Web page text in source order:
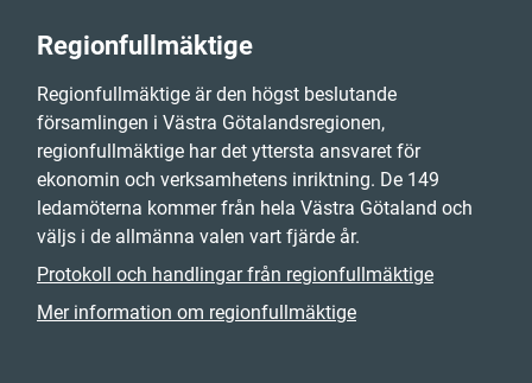
Regionfullmäktige
Regionfullmäktige är den högst beslutande
församlingen i Västra Götalandsregionen,
regionfullmäktige har det yttersta ansvaret för
ekonomin och verksamhetens inriktning. De 149
ledamöterna kommer från hela Västra Götaland och
väljs i de allmänna valen vart fjärde år.
Protokoll och handlingar från regionfullmäktige
Mer information om regionfullmäktige